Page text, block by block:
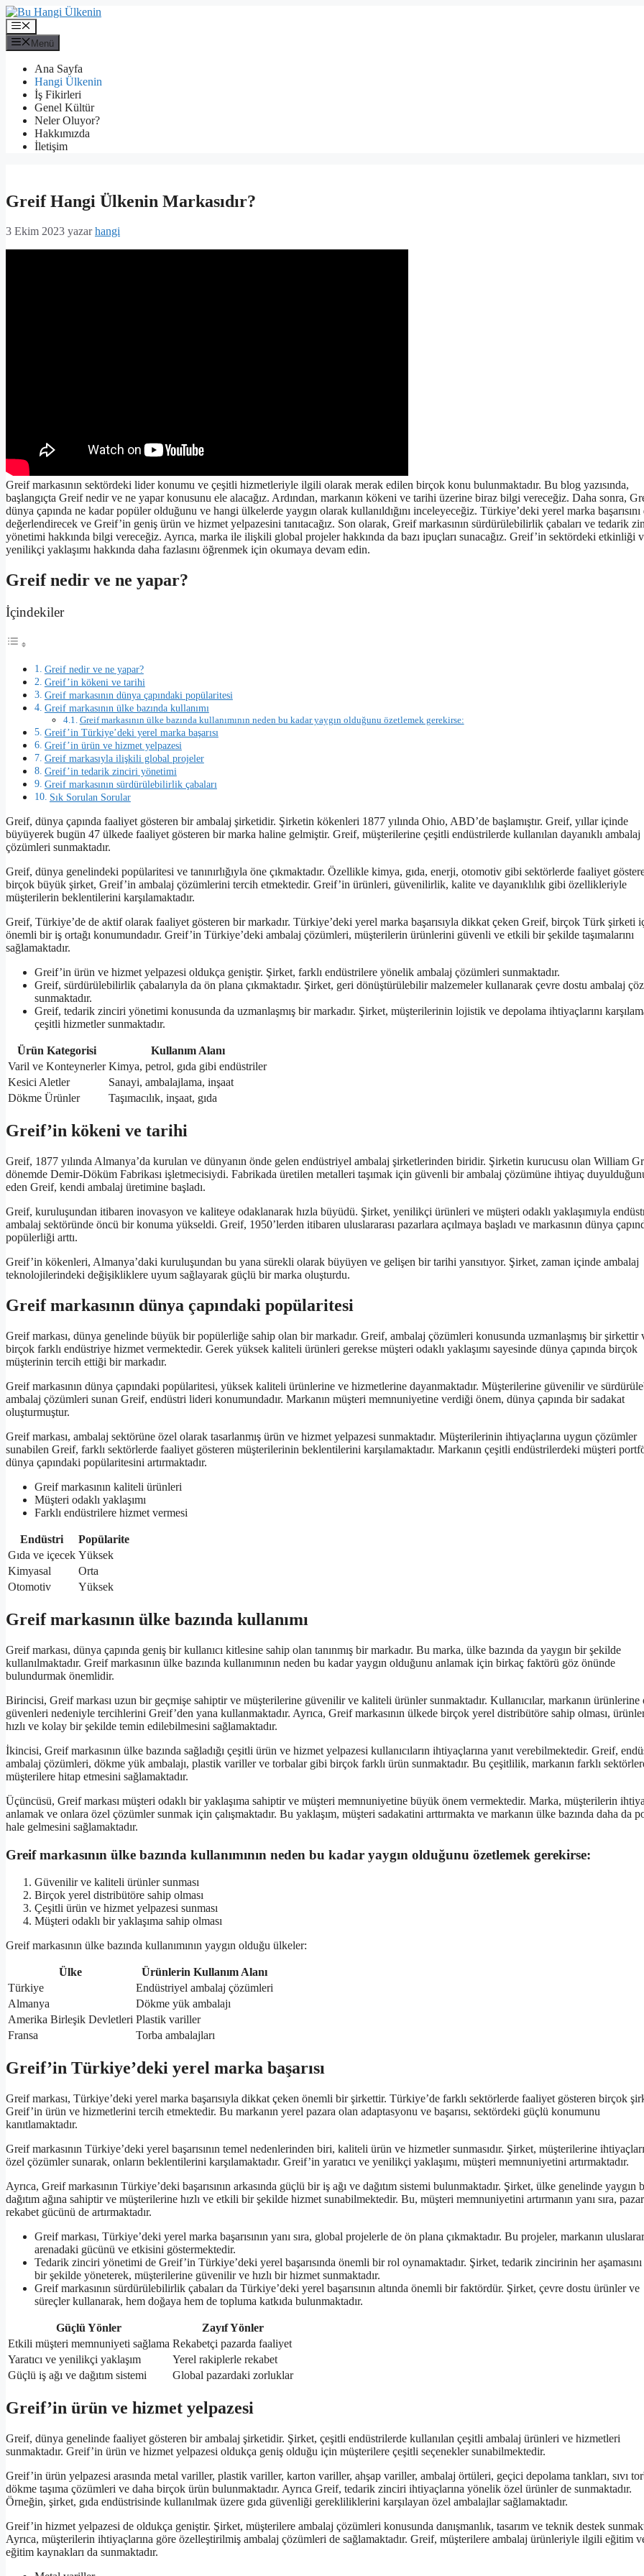
İçeriğe
atla
Menü
Menü
Ana Sayfa
Hangi Ülkenin
İş Fikirleri
Genel Kültür
Neler Oluyor?
Hakkımızda
İletişim
Greif Hangi Ülkenin Markasıdır?
3 Ekim 2023 yazarhangi
Greif markasının sektördeki lider konumu ve çeşitli hizmetleriyle ilgili olarak merak edilen birçok konu bulunmaktadır. Bu blog yazısında,
başlangıçta Greif nedir ve ne yapar konusunu ele alacağız. Ardından, markanın kökeni ve tarihi üzerine biraz bilgi vereceğiz. Daha sonra,
dünya çapında ne kadar popüler olduğunu ve hangi ülkelerde yaygın olarak kullanıldığını inceleyeceğiz. Türkiye’deki yerel marka başarısını
değerlendirecek ve Greif’in geniş ürün ve hizmet yelpazesini tanıtacağız. Son olarak, Greif markasının sürdürülebilirlik çabaları ve tedarik
yönetimi hakkında bilgi vereceğiz. Ayrıca, marka ile ilişkili global projeler hakkında da bazı ipuçları sunacağız. Greif’in sektördeki etkinliği
yenilikçi yaklaşımı hakkında daha fazlasını öğrenmek için okumaya devam edin.
Greif nedir ve ne yapar?
İçindekiler
Greif nedir ve ne yapar?
Greif’in kökeni ve tarihi
Greif markasının dünya çapındaki popülaritesi
Greif markasının ülke bazında kullanımı
Greif markasının ülke bazında kullanımının neden bu kadar yaygın olduğunu özetlemek gerekirse:
Greif’in Türkiye’deki yerel marka başarısı
Greif’in ürün ve hizmet yelpazesi
Greif markasıyla ilişkili global projeler
Greif’in tedarik zinciri yönetimi
Greif markasının sürdürülebilirlik çabaları
Sık Sorulan Sorular
Greif, dünya çapında faaliyet gösteren bir ambalaj şirketidir. Şirketin kökenleri 1877 yılında Ohio, ABD’de başlamıştır. Greif, yıllar içinde
büyüyerek bugün 47 ülkede faaliyet gösteren bir marka haline gelmiştir. Greif, müşterilerine çeşitli endüstrilerde kullanılan dayanıklı ambalaj
çözümleri sunmaktadır.
Greif, dünya genelindeki popülaritesi ve tanınırlığıyla öne çıkmaktadır. Özellikle kimya, gıda, enerji, otomotiv gibi sektörlerde faaliyet
birçok büyük şirket, Greif’in ambalaj çözümlerini tercih etmektedir. Greif’in ürünleri, güvenilirlik, kalite ve dayanıklılık gibi özellikleriyle
müşterilerin beklentilerini karşılamaktadır.
Greif, Türkiye’de de aktif olarak faaliyet gösteren bir markadır. Türkiye’deki yerel marka başarısıyla dikkat çeken Greif, birçok Türk şirketi
önemli bir iş ortağı konumundadır. Greif’in Türkiye’deki ambalaj çözümleri, müşterilerin ürünlerini güvenli ve etkili bir şekilde taşımalarını
sağlamaktadır.
Greif’in ürün ve hizmet yelpazesi oldukça geniştir. Şirket, farklı endüstrilere yönelik ambalaj çözümleri sunmaktadır.
Greif, sürdürülebilirlik çabalarıyla da ön plana çıkmaktadır. Şirket, geri dönüştürülebilir malzemeler kullanarak çevre dostu ambalaj
sunmaktadır.
Greif, tedarik zinciri yönetimi konusunda da uzmanlaşmış bir markadır. Şirket, müşterilerinin lojistik ve depolama ihtiyaçlarını
çeşitli hizmetler sunmaktadır.
Ürün Kategorisi
Kullanım Alanı
Varil ve Konteynerler Kimya, petrol, gıda gibi endüstriler
Kesici Aletler
Sanayi, ambalajlama, inşaat
Dökme Ürünler
Taşımacılık, inşaat, gıda
Greif’in kökeni ve tarihi
Greif, 1877 yılında Almanya’da kurulan ve dünyanın önde gelen endüstriyel ambalaj şirketlerinden biridir. Şirketin kurucusu olan William
dönemde Demir-Döküm Fabrikası işletmecisiydi. Fabrikada üretilen metalleri taşımak için güvenli bir ambalaj çözümüne ihtiyaç
eden Greif, kendi ambalaj üretimine başladı.
Greif, kuruluşundan itibaren inovasyon ve kaliteye odaklanarak hızla büyüdü. Şirket, yenilikçi ürünleri ve müşteri odaklı yaklaşımıyla
ambalaj sektöründe öncü bir konuma yükseldi. Greif, 1950’lerden itibaren uluslararası pazarlara açılmaya başladı ve markasının dünya
popülerliği arttı.
Greif’in kökenleri, Almanya’daki kuruluşundan bu yana sürekli olarak büyüyen ve gelişen bir tarihi yansıtıyor. Şirket, zaman içinde ambalaj
teknolojilerindeki değişikliklere uyum sağlayarak güçlü bir marka oluşturdu.
Greif markasının dünya çapındaki popülaritesi
Greif markası, dünya genelinde büyük bir popülerliğe sahip olan bir markadır. Greif, ambalaj çözümleri konusunda uzmanlaşmış bir şirkettir
birçok farklı endüstriye hizmet vermektedir. Gerek yüksek kaliteli ürünleri gerekse müşteri odaklı yaklaşımı sayesinde dünya çapında birçok
müşterinin tercih ettiği bir markadır.
Greif markasının dünya çapındaki popülaritesi, yüksek kaliteli ürünlerine ve hizmetlerine dayanmaktadır. Müşterilerine güvenilir ve
ambalaj çözümleri sunan Greif, endüstri lideri konumundadır. Markanın müşteri memnuniyetine verdiği önem, dünya çapında bir sadakat
oluşturmuştur.
Greif markası, ambalaj sektörüne özel olarak tasarlanmış ürün ve hizmet yelpazesi sunmaktadır. Müşterilerinin ihtiyaçlarına uygun çözümler
sunabilen Greif, farklı sektörlerde faaliyet gösteren müşterilerinin beklentilerini karşılamaktadır. Markanın çeşitli endüstrilerdeki müşteri
dünya çapındaki popülaritesini artırmaktadır.
Greif markasının kaliteli ürünleri
Müşteri odaklı yaklaşımı
Farklı endüstrilere hizmet vermesi
Endüstri
Popülarite
Gıda ve içecek Yüksek
Kimyasal
Orta
Otomotiv
Yüksek
Greif markasının ülke bazında kullanımı
Greif markası, dünya çapında geniş bir kullanıcı kitlesine sahip olan tanınmış bir markadır. Bu marka, ülke bazında da yaygın bir şekilde
kullanılmaktadır. Greif markasının ülke bazında kullanımının neden bu kadar yaygın olduğunu anlamak için birkaç faktörü göz önünde
bulundurmak önemlidir.
Birincisi, Greif markası uzun bir geçmişe sahiptir ve müşterilerine güvenilir ve kaliteli ürünler sunmaktadır. Kullanıcılar, markanın ürünlerine
güvenleri nedeniyle tercihlerini Greif’den yana kullanmaktadır. Ayrıca, Greif markasının ülkede birçok yerel distribütöre sahip olması,
hızlı ve kolay bir şekilde temin edilebilmesini sağlamaktadır.
İkincisi, Greif markasının ülke bazında sağladığı çeşitli ürün ve hizmet yelpazesi kullanıcıların ihtiyaçlarına yanıt verebilmektedir. Greif,
ambalaj çözümleri, dökme yük ambalajı, plastik variller ve torbalar gibi birçok farklı ürün sunmaktadır. Bu çeşitlilik, markanın farklı
müşterilere hitap etmesini sağlamaktadır.
Üçüncüsü, Greif markası müşteri odaklı bir yaklaşıma sahiptir ve müşteri memnuniyetine büyük önem vermektedir. Marka, müşterilerin
anlamak ve onlara özel çözümler sunmak için çalışmaktadır. Bu yaklaşım, müşteri sadakatini arttırmakta ve markanın ülke bazında daha da
hale gelmesini sağlamaktadır.
Greif markasının ülke bazında kullanımının neden bu kadar yaygın olduğunu özetlemek gerekirse:
Güvenilir ve kaliteli ürünler sunması
Birçok yerel distribütöre sahip olması
Çeşitli ürün ve hizmet yelpazesi sunması
Müşteri odaklı bir yaklaşıma sahip olması
Greif markasının ülke bazında kullanımının yaygın olduğu ülkeler:
Ülke
Ürünlerin Kullanım Alanı
Türkiye
Endüstriyel ambalaj çözümleri
Almanya
Dökme yük ambalajı
Amerika Birleşik Devletleri Plastik variller
Fransa
Torba ambalajları
Greif’in Türkiye’deki yerel marka başarısı
Greif markası, Türkiye’deki yerel marka başarısıyla dikkat çeken önemli bir şirkettir. Türkiye’de farklı sektörlerde faaliyet gösteren birçok
Greif’in ürün ve hizmetlerini tercih etmektedir. Bu markanın yerel pazara olan adaptasyonu ve başarısı, sektördeki güçlü konumunu
kanıtlamaktadır.
Greif markasının Türkiye’deki yerel başarısının temel nedenlerinden biri, kaliteli ürün ve hizmetler sunmasıdır. Şirket, müşterilerine
özel çözümler sunarak, onların beklentilerini karşılamaktadır. Greif’in yaratıcı ve yenilikçi yaklaşımı, müşteri memnuniyetini artırmaktadır.
Ayrıca, Greif markasının Türkiye’deki başarısının arkasında güçlü bir iş ağı ve dağıtım sistemi bulunmaktadır. Şirket, ülke genelinde yaygın
dağıtım ağına sahiptir ve müşterilerine hızlı ve etkili bir şekilde hizmet sunabilmektedir. Bu, müşteri memnuniyetini artırmanın yanı sıra,
rekabet gücünü de artırmaktadır.
Greif markası, Türkiye’deki yerel marka başarısının yanı sıra, global projelerle de ön plana çıkmaktadır. Bu projeler, markanın
arenadaki gücünü ve etkisini göstermektedir.
Tedarik zinciri yönetimi de Greif’in Türkiye’deki yerel başarısında önemli bir rol oynamaktadır. Şirket, tedarik zincirinin her
bir şekilde yöneterek, müşterilerine güvenilir ve hızlı bir hizmet sunmaktadır.
Greif markasının sürdürülebilirlik çabaları da Türkiye’deki yerel başarısının altında önemli bir faktördür. Şirket, çevre dostu ürünler ve
süreçler kullanarak, hem doğaya hem de topluma katkıda bulunmaktadır.
Güçlü Yönler
Zayıf Yönler
Etkili müşteri memnuniyeti sağlama Rekabetçi pazarda faaliyet
Yaratıcı ve yenilikçi yaklaşım
Yerel rakiplerle rekabet
Güçlü iş ağı ve dağıtım sistemi
Global pazardaki zorluklar
Greif’in ürün ve hizmet yelpazesi
Greif, dünya genelinde faaliyet gösteren bir ambalaj şirketidir. Şirket, çeşitli endüstrilerde kullanılan çeşitli ambalaj ürünleri ve hizmetleri
sunmaktadır. Greif’in ürün ve hizmet yelpazesi oldukça geniş olduğu için müşterilere çeşitli seçenekler sunabilmektedir.
Greif’in ürün yelpazesi arasında metal variller, plastik variller, karton variller, ahşap variller, ambalaj örtüleri, geçici depolama tankları, sıvı
dökme taşıma çözümleri ve daha birçok ürün bulunmaktadır. Ayrıca Greif, tedarik zinciri ihtiyaçlarına yönelik özel ürünler de sunmaktadır.
Örneğin, şirket, gıda endüstrisinde kullanılmak üzere gıda güvenliği gerekliliklerini karşılayan özel ambalajlar sağlamaktadır.
Greif’in hizmet yelpazesi de oldukça geniştir. Şirket, müşterilere ambalaj çözümleri konusunda danışmanlık, tasarım ve teknik destek
Ayrıca, müşterilerin ihtiyaçlarına göre özelleştirilmiş ambalaj çözümleri de sağlamaktadır. Greif, müşterilere ambalaj ürünleriyle ilgili eğitim
eğitim kaynakları da sunmaktadır.